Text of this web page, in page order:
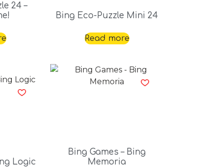
24 –
Bing Eco-Puzzle Mini 24
Read more
Logic
Bing Games – Bing
Memoria